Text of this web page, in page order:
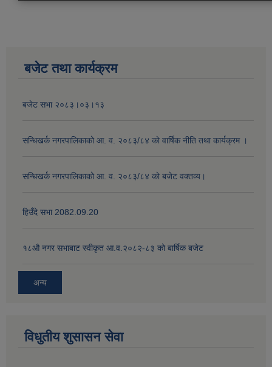
बजेट तथा कार्यक्रम
बजेट सभा २०८३।०३।१३
सन्धिखर्क नगरपालिकाको आ. व. २०८३/८४ काे वार्षिक नीति तथा कार्यक्रम ।
सन्धिखर्क नगरपालिकाको आ. व. २०८३/८४ काे बजेट वक्तव्य।
हिउँदे सभा 2082.09.20
१८‍औ नगर सभाबाट स्वीकृत आ.व.२०८२-८३ को बार्षिक बजेट
अन्य
विधुतीय शुसासन सेवा